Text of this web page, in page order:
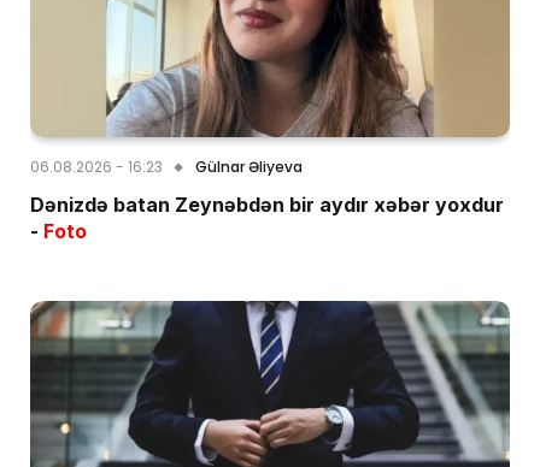
06.08.2026 - 16:23 Gülnar Əliyeva
Dənizdə batan Zeynəbdən bir aydır xəbər yoxdur
- Foto